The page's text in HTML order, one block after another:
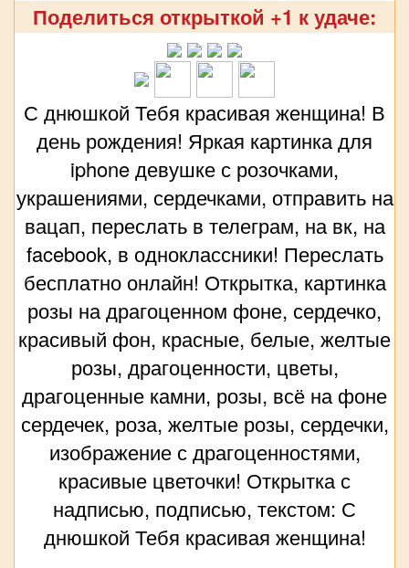
Поделиться открыткой +1 к удаче:
С днюшкой Тебя красивая женщина! В
день рождения! Яркая картинка для
iphone девушке с розочками,
украшениями, сердечками, отправить на
вацап, переслать в телеграм, на вк, на
facebook, в одноклассники! Переслать
бесплатно онлайн! Открытка, картинка
розы на драгоценном фоне, сердечко,
красивый фон, красные, белые, желтые
розы, драгоценности, цветы,
драгоценные камни, розы, всё на фоне
сердечек, роза, желтые розы, сердечки,
изображение с драгоценностями,
красивые цветочки! Открытка с
надписью, подписью, текстом: С
днюшкой Тебя красивая женщина!